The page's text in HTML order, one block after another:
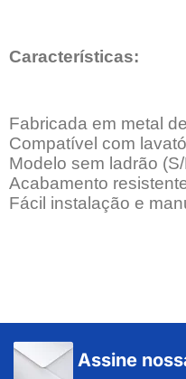
Características:
Fabricada em metal
Compatível com
Modelo sem ladrão
Acabamento
Fácil instalação e
Assine